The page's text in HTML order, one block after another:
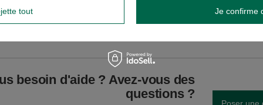
besoin d'aide ? Avez-vous des
questions ?
tout Je confirme